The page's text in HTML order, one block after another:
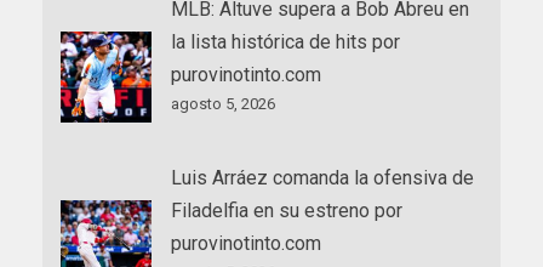
MLB: Altuve supera a Bob Abreu en
la lista histórica de hits por
purovinotinto.com
agosto 5, 2026
Luis Arráez comanda la ofensiva de
Filadelfia en su estreno por
purovinotinto.com